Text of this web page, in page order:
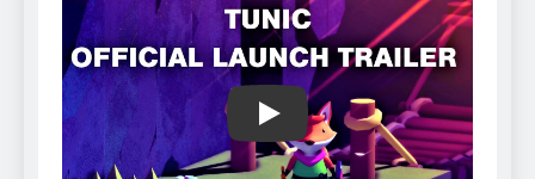
Play